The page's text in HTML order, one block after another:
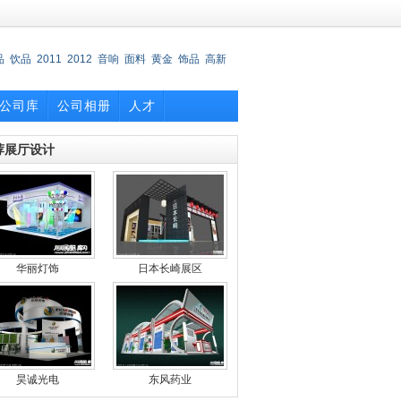
饮品 2011 2012 音响 面料 黄金 饰品 高新
公司库 公司相册 人才
展厅设计
华丽灯饰 日本长崎展区
昊诚光电 东风药业